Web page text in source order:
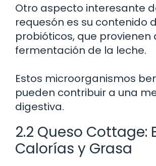
Otro aspecto interesante
requesón es su contenido
probióticos, que provienen
fermentación de la leche.
Estos microorganismos
pueden contribuir a una
digestiva.
2.2 Queso Cottage:
Calorías y Grasa